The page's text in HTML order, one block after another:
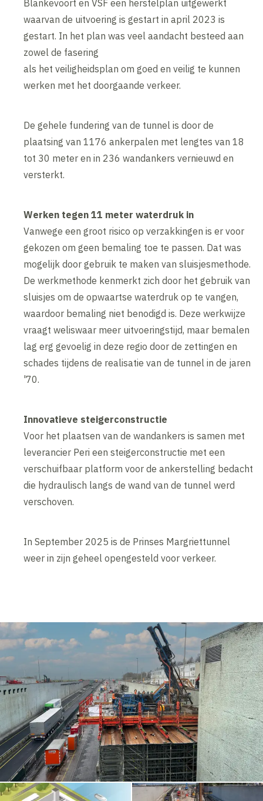
Blankevoort en VSF een herstelplan uitgewerkt
waarvan de uitvoering is gestart in april 2023 is
gestart. In het plan was veel aandacht besteed aan
zowel de fasering
als het veiligheidsplan om goed en veilig te kunnen
werken met het doorgaande verkeer.
De gehele fundering van de tunnel is door de
plaatsing van 1176 ankerpalen met lengtes van 18
tot 30 meter en in 236 wandankers vernieuwd en
versterkt.
Werken tegen 11 meter waterdruk in
Vanwege een groot risico op verzakkingen is er voor
gekozen om geen bemaling toe te passen. Dat was
mogelijk door gebruik te maken van sluisjesmethode.
De werkmethode kenmerkt zich door het gebruik van
sluisjes om de opwaartse waterdruk op te vangen,
waardoor bemaling niet benodigd is. Deze werkwijze
vraagt weliswaar meer uitvoeringstijd, maar bemalen
lag erg gevoelig in deze regio door de zettingen en
schades tijdens de realisatie van de tunnel in de jaren
'70.
Innovatieve steigerconstructie
Voor het plaatsen van de wandankers is samen met
leverancier Peri een steigerconstructie met een
verschuifbaar platform voor de ankerstelling bedacht
die hydraulisch langs de wand van de tunnel werd
verschoven.
In September 2025 is de Prinses Margriettunnel
weer in zijn geheel opengesteld voor verkeer.